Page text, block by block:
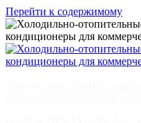
Перейти к содержимому